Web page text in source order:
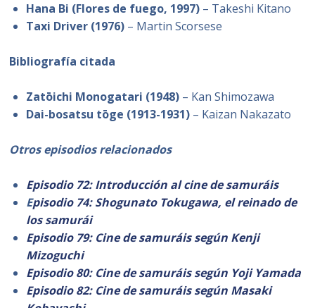
Hana Bi (Flores de fuego, 1997) – Takeshi Kitano
Taxi Driver (1976) – Martin Scorsese
Bibliografía citada
Zatōichi Monogatari (1948) – Kan Shimozawa
Dai-bosatsu tōge (1913-1931) – Kaizan Nakazato
Otros episodios relacionados
Episodio 72: Introducción al cine de samuráis
Episodio 74: Shogunato Tokugawa, el reinado de
los samurái
Episodio 79: Cine de samuráis según Kenji
Mizoguchi
Episodio 80: Cine de samuráis según Yoji Yamada
Episodio 82: Cine de samuráis según Masaki